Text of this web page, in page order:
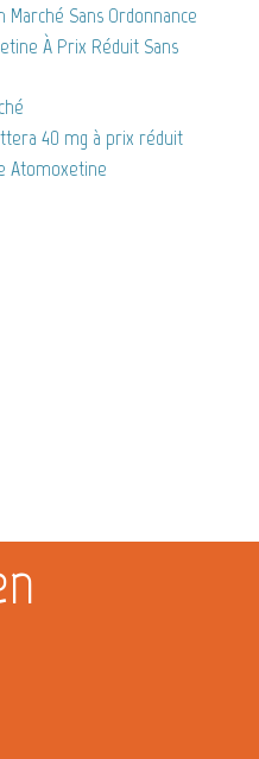
Sans Ordonnance
À Prix Réduit Sans
40 mg à prix réduit
Atomoxetine